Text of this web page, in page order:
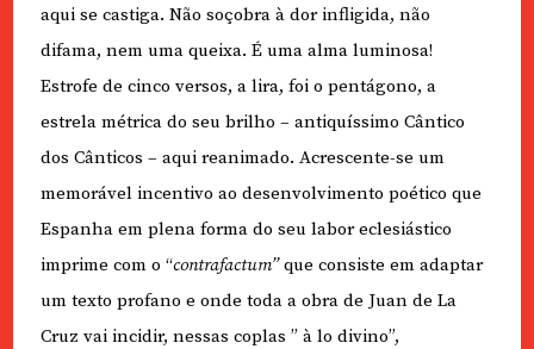
aqui se castiga. Não soçobra à dor infligida, não
difama, nem uma queixa. É uma alma luminosa!
Estrofe de cinco versos, a lira, foi o pentágono, a
estrela métrica do seu brilho – antiquíssimo Cântico
dos Cânticos – aqui reanimado. Acrescente-se um
memorável incentivo ao desenvolvimento poético que
Espanha em plena forma do seu labor eclesiástico
imprime com o “contrafactum”que consiste em adaptar
um texto profano e onde toda a obra de Juan de La
Cruz vai incidir, nessas coplas ” à lo divino”,